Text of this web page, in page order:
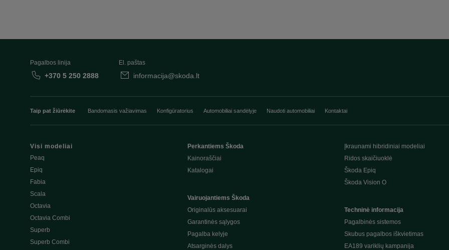
Pagalbos linija
+370 5 250 2888
El. paštas
informacija@skoda.lt
Taip pat žiūrėkite Bandomasis važiavimas Konfigūratorius Automobiliai sandėlyje Naudoti automobiliai Kontaktai
Visi modeliai
Peaq
Epiq
Fabia
Scala
Octavia
Octavia Combi
Superb
Superb Combi
Perkantiems Škoda
Kainoraščiai
Katalogai
Vairuojantiems Škoda
Originalūs aksesuarai
Garantinės sąlygos
Pagalba kelyje
Atsarginės dalys
Įkraunami hibridiniai modeliai
Ridos skaičiuoklė
Škoda Epiq
Škoda Vision O
Techninė informacija
Pagalbinės sistemos
Skubus pagalbos iškvietimas
EA189 variklių kampanija